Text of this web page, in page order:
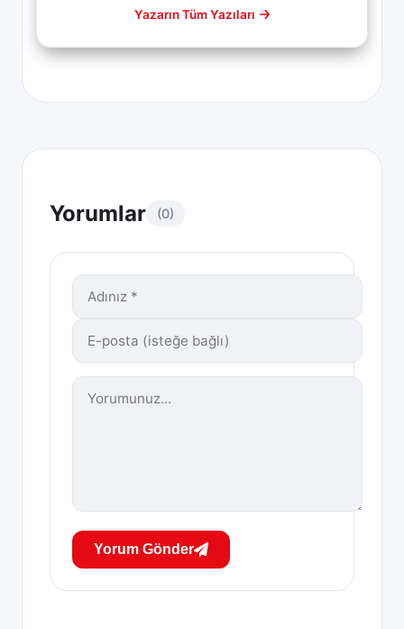
Yazarın Tüm Yazıları
Yorumlar (0)
Yorum Gönder